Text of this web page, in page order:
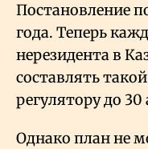
Постановление
года. Теперь
нерезидента в
составлять
регулятору до 30
Однако план не